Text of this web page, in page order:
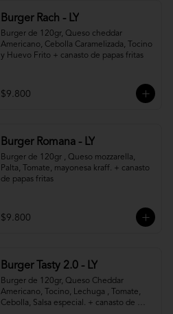
Burger Rach - LY
Burger de 120gr, Queso cheddar
Americano, Cebolla Caramelizada, Tocino
y Huevo Frito + canasto de papas fritas
$9.800
Burger Romana - LY
Burger de 120gr , Queso mozzarella,
Palta, Tomate, mayonesa kraff. + canasto
de papas fritas
$9.800
Burger Tasty 2.0 - LY
Burger de 120gr, Queso Cheddar
Americano, Tocino, Lechuga , Tomate,
Cebolla, Salsa especial. + canasto de